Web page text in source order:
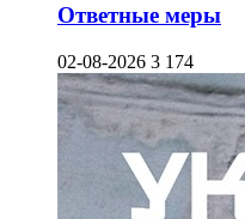
Ответные меры
02-08-2026 3 174